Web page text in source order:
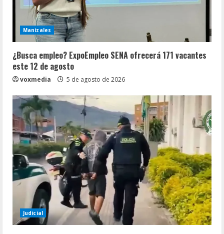
Manizales
¿Busca empleo? ExpoEmpleo SENA ofrecerá 171 vacantes
este 12 de agosto
voxmedia 5 de agosto de 2026
Judicial